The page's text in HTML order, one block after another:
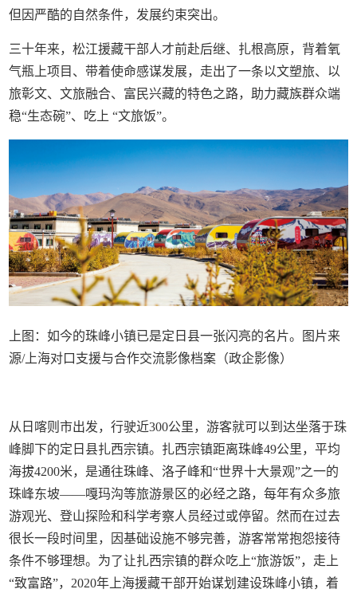
但因严酷的自然条件，发展约束突出。
三十年来，松江援藏干部人才前赴后继、扎根高原，背着氧
气瓶上项目、带着使命感谋发展，走出了一条以文塑旅、以
旅彰文、文旅融合、富民兴藏的特色之路，助力藏族群众端
稳“生态碗”、吃上 “文旅饭”。
上图：如今的珠峰小镇已是定日县一张闪亮的名片。图片来
源/上海对口支援与合作交流影像档案（政企影像）
从日喀则市出发，行驶近300公里，游客就可以到达坐落于珠
峰脚下的定日县扎西宗镇。扎西宗镇距离珠峰49公里，平均
海拔4200米，是通往珠峰、洛子峰和“世界十大景观”之一的
珠峰东坡——嘎玛沟等旅游景区的必经之路，每年有众多旅
游观光、登山探险和科学考察人员经过或停留。然而在过去
很长一段时间里，因基础设施不够完善，游客常常抱怨接待
条件不够理想。为了让扎西宗镇的群众吃上“旅游饭”，走上
“致富路”，2020年上海援藏干部开始谋划建设珠峰小镇，着